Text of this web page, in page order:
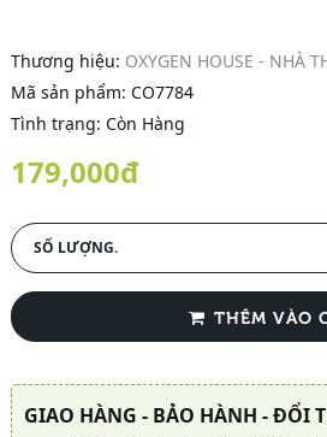
Thương hiệu: OXYGEN HOUSE - NHÀ
Mã sản phẩm: CO7784
Tình trạng: Còn Hàng
179,000đ
SỐ LƯỢNG.
THÊM VÀO
GIAO HÀNG - BẢO HÀNH - ĐỔI